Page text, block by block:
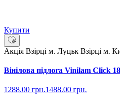
Купити
Акція Взірці м. Луцьк Взірці м.
Вінілова підлога Vinilam Click
1288.00 грн.1488.00 грн.